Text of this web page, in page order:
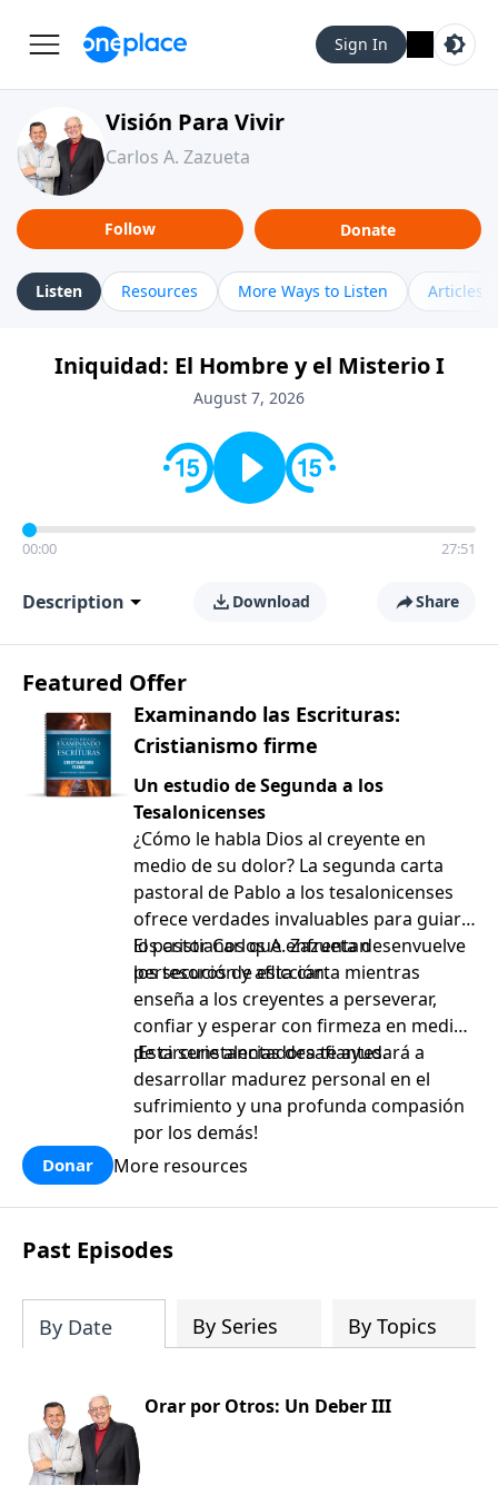
Sign In
Visión Para Vivir
Carlos A. Zazueta
Follow Donate
Listen Resources More Ways to Listen Articles
Iniquidad: El Hombre y el Misterio I
August 7, 2026
00:00 27:51
Description Download Share
Featured Offer
Examinando las Escrituras:
Cristianismo firme
Un estudio de Segunda a los
Tesalonicenses
¿Cómo le habla Dios al creyente en
medio de su dolor? La segunda carta
pastoral de Pablo a los tesalonicenses
ofrece verdades invaluables para guiar a
los cristianos que enfrentan
persecución y aflicción.
El pastor Carlos A. Zazueta desenvuelve
los tesoros de esta carta mientras
enseña a los creyentes a perseverar,
confiar y esperar con firmeza en medio
de circunstancias desafiantes.
¡Esta serie alentadora te ayudará a
desarrollar madurez personal en el
sufrimiento y una profunda compasión
por los demás!
Donar More resources
Past Episodes
By Date By Series By Topics
Orar por Otros: Un Deber III